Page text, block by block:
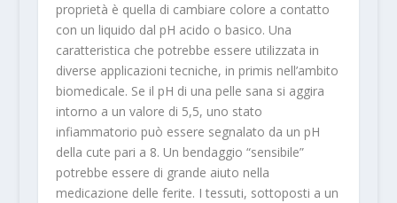
proprietà è quella di cambiare colore a contatto
con un liquido dal pH acido o basico. Una
caratteristica che potrebbe essere utilizzata in
diverse applicazioni tecniche, in primis nell’ambito
biomedicale. Se il pH di una pelle sana si aggira
intorno a un valore di 5,5, uno stato
infiammatorio può essere segnalato da un pH
della cute pari a 8. Un bendaggio “sensibile”
potrebbe essere di grande aiuto nella
medicazione delle ferite. I tessuti, sottoposti a un